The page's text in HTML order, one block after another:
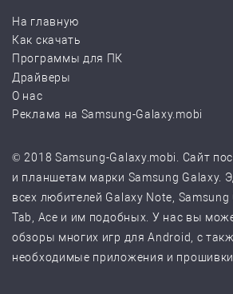
На главную
Как скачать
Программы для ПК
Драйверы
О нас
Реклама на Samsung-Galaxy.mobi
© 2018 Samsung-Galaxy.mobi. Сайт
и планшетам марки Samsung Galaxy.
всех любителей Galaxy Note, Samsung
Tab, Ace и им подобных. У нас вы
обзоры многих игр для Android, с
необходимые приложения и прошивки.